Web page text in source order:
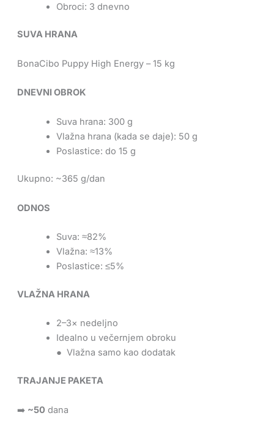
Obroci: 3 dnevno
SUVA HRANA
BonaCibo Puppy High Energy – 15 kg
DNEVNI OBROK
Suva hrana: 300 g
Vlažna hrana (kada se daje): 50 g
Poslastice: do 15 g
Ukupno: ~365 g/dan
ODNOS
Suva: ≈82%
Vlažna: ≈13%
Poslastice: ≤5%
VLAŽNA HRANA
2–3× nedeljno
Idealno u večernjem obroku
● Vlažna samo kao dodatak
TRAJANJE PAKETA
➡️ ~50 dana